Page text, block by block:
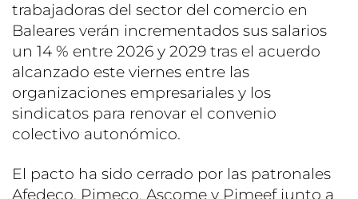
trabajadoras del sector del comercio en
Baleares verán incrementados sus salarios
un 14 % entre 2026 y 2029 tras el acuerdo
alcanzado este viernes entre las
organizaciones empresariales y los
sindicatos para renovar el convenio
colectivo autonómico.
El pacto ha sido cerrado por las patronales
Afedeco, Pimeco, Ascome y Pimeef junto a